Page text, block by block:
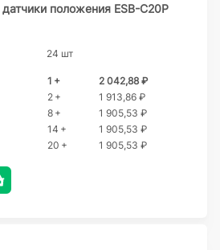
положения ESB-C20P
24 шт
1 +
2 042,88 ₽
2 +
1 913,86 ₽
8 +
1 905,53 ₽
14 +
1 905,53 ₽
20 +
1 905,53 ₽